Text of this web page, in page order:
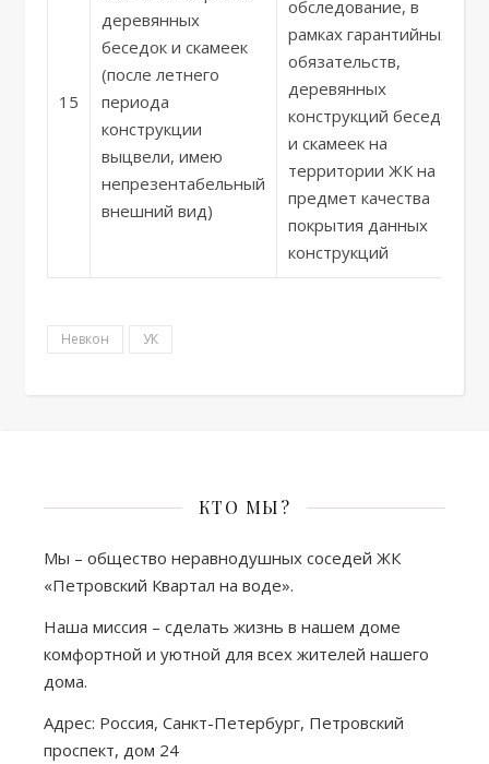
15
деревянных
беседок и скамеек
(после летнего
периода
конструкции
выцвели, имею
непрезентабельный
внешний вид)
обследование, в
рамках гарантийных
обязательств,
деревянных
конструкций беседок
и скамеек на
территории ЖК на
предмет качества
покрытия данных
конструкций
Невкон УК
КТО МЫ?
Мы – общество неравнодушных соседей ЖК
«Петровский Квартал на воде».
Наша миссия – сделать жизнь в нашем доме
комфортной и уютной для всех жителей нашего
дома.
Адрес: Россия, Санкт-Петербург, Петровский
проспект, дом 24